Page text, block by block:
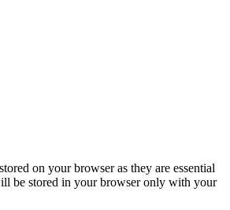
on your browser as they are essential
be stored in your browser only with your